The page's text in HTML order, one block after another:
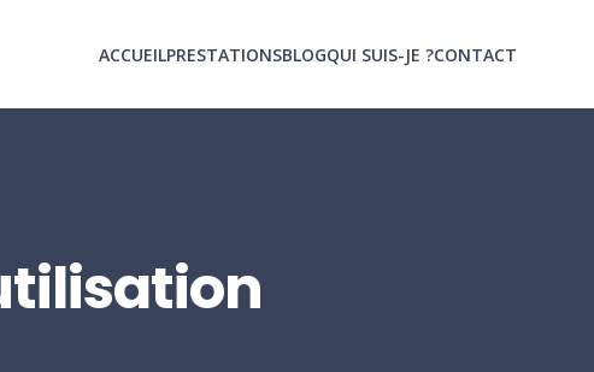
ACCUEILPRESTATIONSBLOGQUI SUIS-JE ?CONTACT